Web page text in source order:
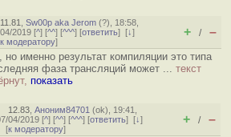
11.81 ,Sw00p aka Jerom (?), 18:58,
2019 [^] [^^] [^^^] [ответить] [↓]
к модератору]
+ / –
но именно результат компиляции это типа
фаза трансляций может ... текст
показать
12.83 ,Аноним84701 (ok), 19:41,
04/2019 [^] [^^] [^^^] [ответить] [↓]
[к модератору]
+ / –